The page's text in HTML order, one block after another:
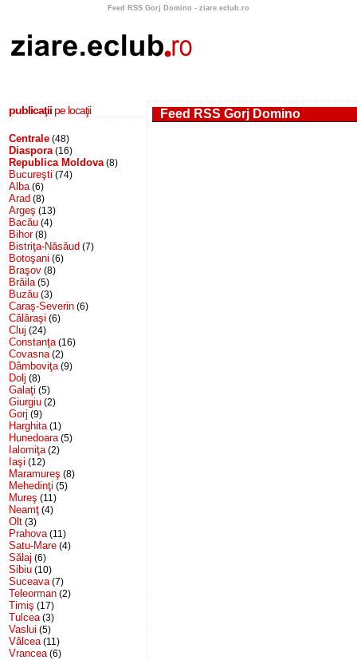
Feed RSS Gorj Domino - ziare.eclub.ro
publicaţii pe locaţii
Centrale (48)
Diaspora (16)
Republica Moldova (8)
Bucureşti (74)
Alba (6)
Arad (8)
Argeş (13)
Bacău (4)
Bihor(8)
Bistriţa-Năsăud (7)
Botoşani (6)
Braşov (8)
Brăila (5)
Buzău (3)
Caraş-Severin (6)
Călăraşi (6)
Cluj (24)
Constanţa (16)
Covasna (2)
Dâmboviţa (9)
Dolj (8)
Galaţi (5)
Giurgiu (2)
Gorj (9)
Harghita (1)
Hunedoara (5)
Ialomiţa (2)
Iaşi (12)
Maramureş (8)
Mehedinţi (5)
Mureş (11)
Neamţ (4)
Olt (3)
Prahova (11)
Satu-Mare (4)
Sălaj (6)
Sibiu (10)
Suceava (7)
Teleorman (2)
Timiş (17)
Tulcea (3)
Vaslui (5)
Vâlcea (11)
Vrancea (6)
Feed RSS Gorj Domino